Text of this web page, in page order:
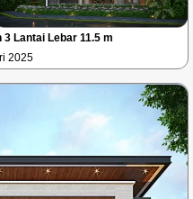
Lantai Lebar 11.5 m
2025